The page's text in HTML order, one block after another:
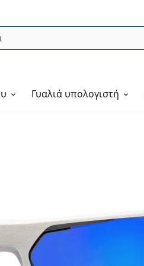
Γυαλιά υπολογιστή